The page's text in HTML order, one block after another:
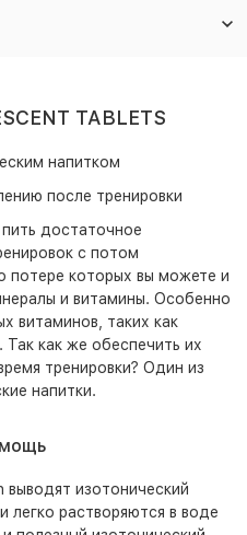
TABLETS
напитком
после тренировки
достаточное
с потом
потере которых вы можете и
и витамины. Особенно
витаминов, таких как
как же обеспечить их
тренировки? Один из
напитки.
изотонический
легко растворяются в воде